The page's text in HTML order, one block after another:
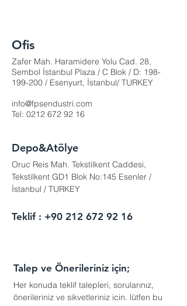
Ofis
Zafer Mah. Haramidere Yolu Cad. 28,
Sembol İstanbul Plaza / C Blok / D: 198-
199-200 / Esenyurt, İstanbul/ TURKEY
info@fpsendustri.com
Tel: 0212 672 92 16
Depo&Atölye
Oruc Reis Mah. Tekstilkent Caddesi,
Tekstilkent GD1 Blok No:145 Esenler /
İstanbul / TURKEY
Teklif : +90 212 672 92 16
Talep ve Önerileriniz için;
Her konuda teklif talepleri, sorularınız,
önerileriniz ve şikyetleriniz için, lütfen bu